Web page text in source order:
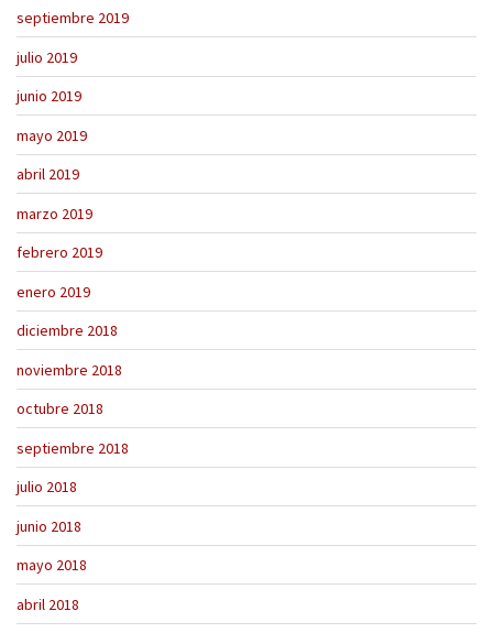
septiembre 2019
julio 2019
junio 2019
mayo 2019
abril 2019
marzo 2019
febrero 2019
enero 2019
diciembre 2018
noviembre 2018
octubre 2018
septiembre 2018
julio 2018
junio 2018
mayo 2018
abril 2018